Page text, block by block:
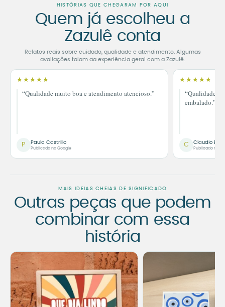
HISTÓRIAS QUE CHEGARAM POR AQUI
Quem já escolheu a
Zazulê conta
Relatos reais sobre cuidado, qualidade e atendimento. Algumas
avaliações falam da experiência geral com a Zazulê.
★★★★★
“Qualidade muito boa e atendimento atencioso.”
P Paula Castrillo
Publicado no Google
★★★★★
“Qualidade
embalado.”
C Claudio
Publicado no
MAIS IDEIAS CHEIAS DE SIGNIFICADO
Outras peças que podem
combinar com essa
história